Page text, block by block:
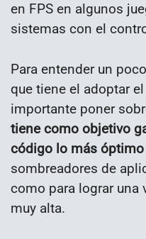
en FPS en algunos
sistemas con el
Para entender un
que tiene el adoptar
importante poner
tiene como objetivo
código lo más
sombreadores de
como para lograr
muy alta.